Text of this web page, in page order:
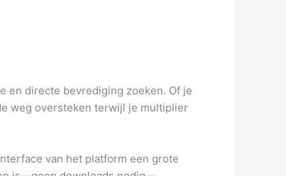
en directe bevrediging zoeken. Of je
weg oversteken terwijl je multiplier
van het platform een grote